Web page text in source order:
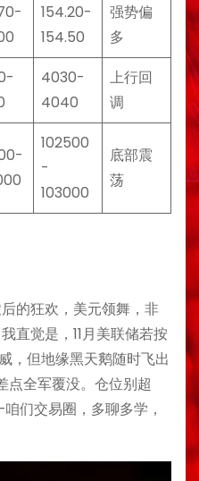
154.20-
154.50
强势偏
多
4030-
4040
上行回
调
102500
-
103000
底部震
荡
的狂欢，美元领舞，非
直觉是，11月美联储若按
，但地缘黑天鹅随时飞出
全军覆没。仓位别超
们交易圈，多聊多学，